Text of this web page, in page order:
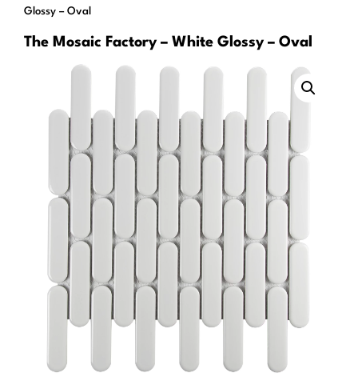
Glossy – Oval
The Mosaic Factory – White Glossy – Oval